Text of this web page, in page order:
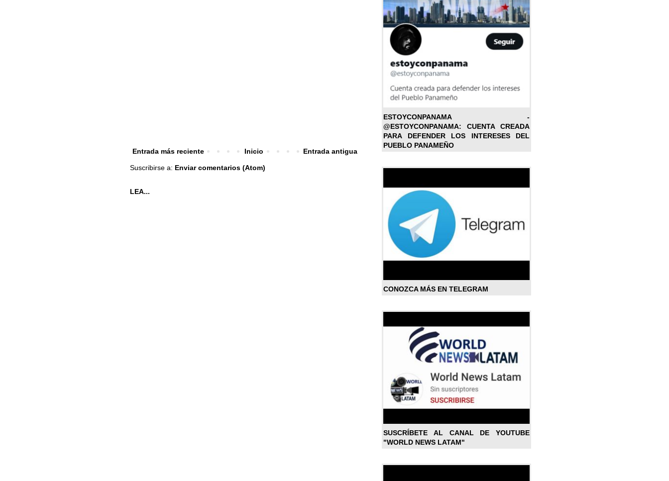
Entrada más reciente Entrada antigua
Inicio
Suscribirse a: Enviar comentarios (Atom)
LEA...
ESTOYCONPANAMA -
@ESTOYCONPANAMA: CUENTA CREADA
PARA DEFENDER LOS INTERESES DEL
PUEBLO PANAMEÑO
CONOZCA MÁS EN TELEGRAM
SUSCRÍBETE AL CANAL DE YOUTUBE
"WORLD NEWS LATAM"